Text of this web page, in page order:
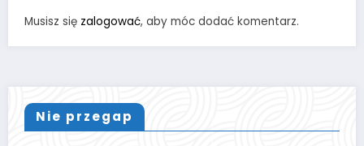
Musisz się zalogować, aby móc dodać komentarz.
Nie przegap